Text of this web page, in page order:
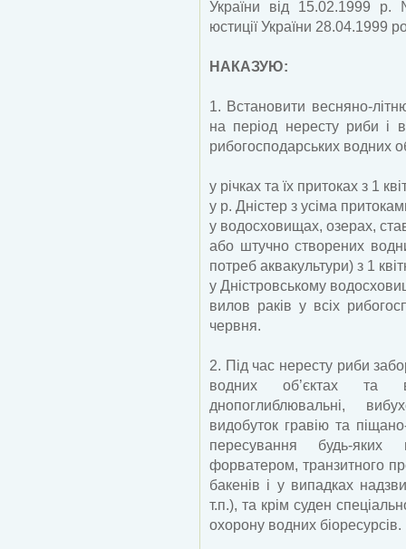
України від 15.02.1999 р.
юстиції України 28.04.1999
НАКАЗУЮ:
1. Встановити весняно-
на період нересту риби і
рибогосподарських водних
у річках та їх притоках з 1
у р. Дністер з усіма
у водосховищах, озерах,
або штучно створених
потреб аквакультури) з 1
у Дністровському
вилов раків у всіх
червня.
2. Під час нересту риби
водних об’єктах та
днопоглиблювальні,
видобуток гравію та
пересування будь-
форватером, транзитного
бакенів і у випадках
т.п.), та крім суден
охорону водних біоресурсів.